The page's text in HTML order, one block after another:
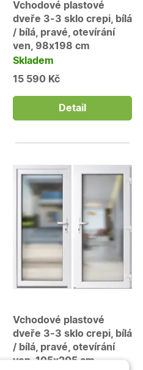
Vchodové plastové
dveře 3-3 sklo crepi, bílá
/ bílá, pravé, otevírání
ven, 98x198 cm
Skladem
15 590 Kč
Detail
Vchodové plastové
dveře 3-3 sklo crepi, bílá
/ bílá, pravé, otevírání
ven, 105x205 cm